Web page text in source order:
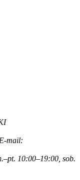
mail:
10:00–19:00, sob.